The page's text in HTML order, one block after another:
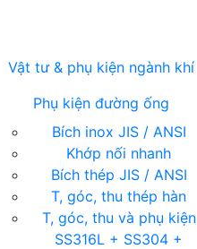
Vật tư & phụ kiện ngành khí
Phụ kiện đường ống
Bích inox JIS / ANSI
Khớp nối nhanh
Bích thép JIS / ANSI
T, góc, thu thép hàn
T, góc, thu và phụ kiện
SS316L + SS304 +